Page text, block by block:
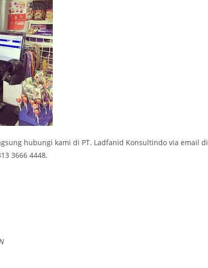
hubungi kami di PT. Ladfanid Konsultindo via email di
3666 4448.